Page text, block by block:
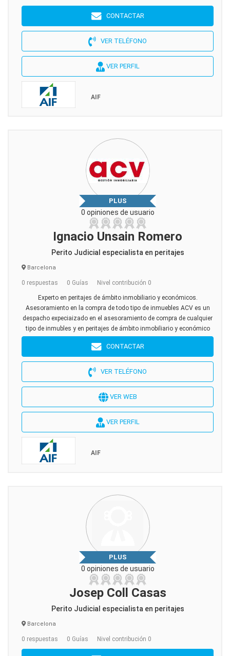
CONTACTAR
VER TELÉFONO
VER PERFIL
AIF
PLUS
0 opiniones de usuario
Ignacio Unsain Romero
Perito Judicial especialista en peritajes
Barcelona
0 respuestas 0 Guías Nivel contribución 0
Experto en peritajes de ámbito inmobiliario y económicos.
Asesoramiento en la compra de todo tipo de inmuebles ACV es un
despacho expeciaizado en el asesoramiento de compra de cualquier
tipo de inmubles y en peritajes de ámbito inmobiliario y económico
CONTACTAR
VER TELÉFONO
VER WEB
VER PERFIL
AIF
PLUS
0 opiniones de usuario
Josep Coll Casas
Perito Judicial especialista en peritajes
Barcelona
0 respuestas 0 Guías Nivel contribución 0